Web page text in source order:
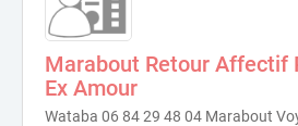
Marabout Retour Affectif
Ex Amour
Wataba 06 84 29 48 04 Marabout